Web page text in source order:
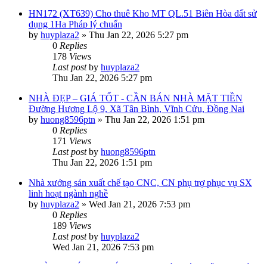
HN172 (XT639) Cho thuê Kho MT QL.51 Biên Hòa đất sử
dụng 1Ha Pháp lý chuẩn
by huyplaza2 » Thu Jan 22, 2026 5:27 pm
0 Replies
178 Views
Last postby huyplaza2
Thu Jan 22, 2026 5:27 pm
NHÀ ĐẸP – GIÁ TỐT - CẦN BÁN NHÀ MẶT TIỀN
Đường Hương Lộ 9, Xã Tân Bình, Vĩnh Cửu, Đồng Nai
by huong8596ptn » Thu Jan 22, 2026 1:51 pm
0 Replies
171 Views
Last postby huong8596ptn
Thu Jan 22, 2026 1:51 pm
Nhà xưởng sản xuất chế tạo CNC, CN phụ trợ phục vụ SX
linh hoạt ngành nghề
by huyplaza2 » Wed Jan 21, 2026 7:53 pm
0 Replies
189 Views
Last postby huyplaza2
Wed Jan 21, 2026 7:53 pm